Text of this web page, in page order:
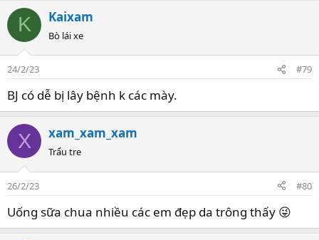
K Kaixam
Bò lái xe
24/2/23 #79
BJ có dễ bị lây bệnh k các mày.
X xam_xam_xam
Trẩu tre
26/2/23 #80
Uống sữa chua nhiều các em đẹp da trông thấy 😜